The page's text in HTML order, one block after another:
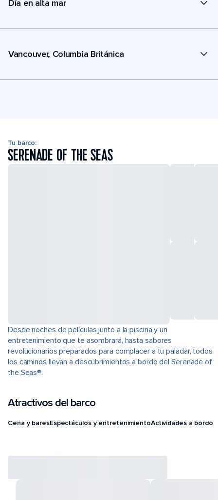
Día en alta mar
Vancouver, Columbia Británica
Tu barco:
SERENADE OF THE SEAS
Desde noches de películas junto a la piscina y un
entretenimiento que te asombrará, hasta sabores
revolucionarios preparados para complacer a tu paladar, todos
los caminos llevan a descubrimientos a bordo del Serenade of
the Seas®.
Atractivos del barco
Cena y baresEspectáculos y entretenimientoActividades a bordo